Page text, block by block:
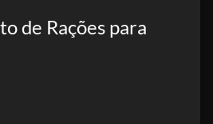
de Rações para